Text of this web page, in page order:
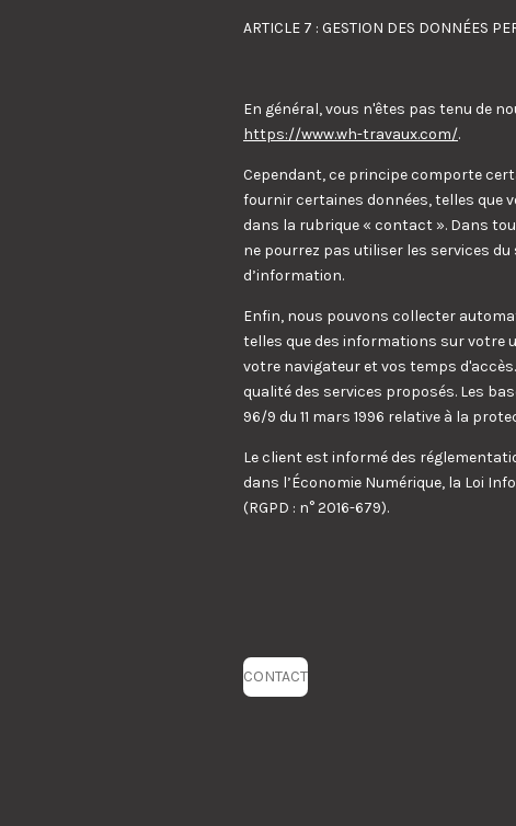
ARTICLE 7 : GESTION DES DONNÉES
En général, vous n'êtes pas tenu de
https://www.wh-travaux.com/.
Cependant, ce principe comporte
fournir certaines données, telles que
dans la rubrique « contact ». Dans
ne pourrez pas utiliser les services
d’information.
Enfin, nous pouvons collecter
telles que des informations sur votre
votre navigateur et vos temps
qualité des services proposés. Les
96/9 du 11 mars 1996 relative à la
Le client est informé des
dans l’Économie Numérique, la Loi
(RGPD : n° 2016-679).
CONTACT